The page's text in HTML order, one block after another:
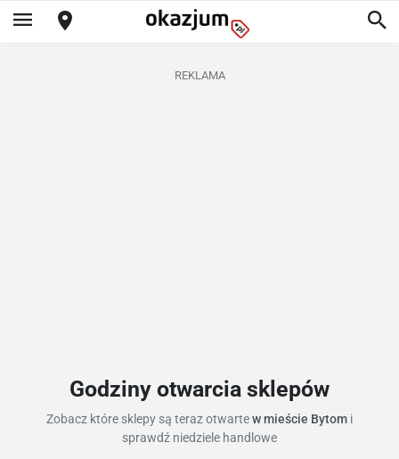
REKLAMA
Godziny otwarcia sklepów
Zobacz które sklepy są teraz otwartew mieście Bytom i
sprawdź niedziele handlowe